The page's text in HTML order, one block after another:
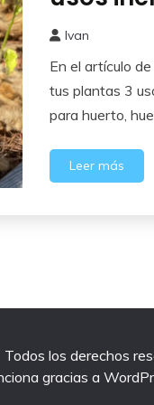
septiembre,
2024
Ivan
En el artículo
tus plantas 3
para huerto,
Leer más
Todos los derechos
gracias a